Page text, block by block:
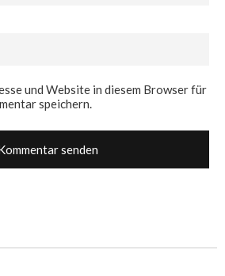
und Website in diesem Browser für
speichern.